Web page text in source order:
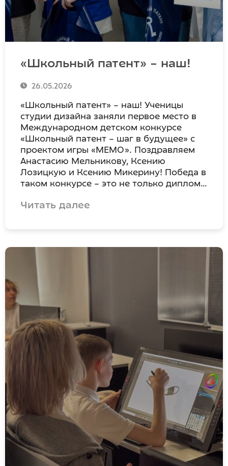
«Школьный патент» – наш!
26.05.2026
«Школьный патент» – наш! Ученицы
студии дизайна заняли первое место в
Международном детском конкурсе
«Школьный патент – шаг в будущее» с
проектом игры «МЕМО». Поздравляем
Анастасию Мельникову, Ксению
Лозицкую и Ксению Микерину! Победа в
таком конкурсе – это не только диплом…
Читать далее